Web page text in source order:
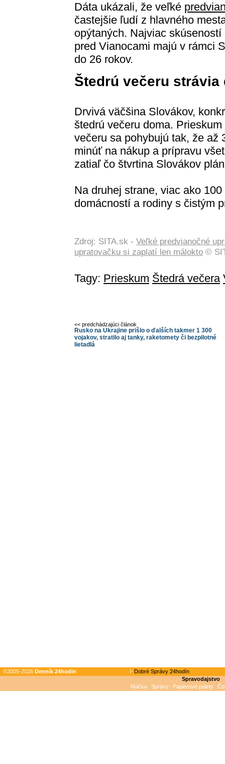
Dáta ukázali, že veľké
častejšie ľudí z hlavného
opýtaných. Najviac
pred Vianocami majú v rámci
do 26 rokov.
Štedrú večeru strávia
Drvivá väčšina Slovákov,
štedrú večeru doma.
večeru sa pohybujú tak, že až
minúť na nákup a prípravu
zatiaľ čo štvrtina Slovákov
Na druhej strane, viac ako
domácností a rodiny s čistým
Zdroj: SITA.sk - Veľké predvianočné
upratovačku si zaplatí len málokto ©
Tagy: Prieskum Štedrá večera
<< predchádzajúci článok
Rusko na Ukrajine prišlo o ďalších takmer 1 300
vojakov, stratilo aj tanky, raketomety či bezpilotné
lietadlá
©2005-2026 Denník 24hodin
Dobré Správy 24hodín
Spravodajstvo
Mačka
Správy Papierové palety